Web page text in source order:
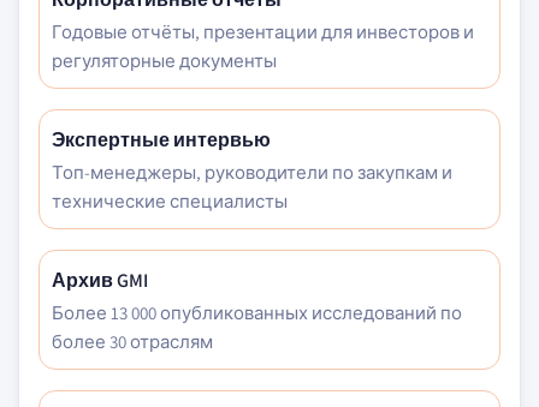
Годовые отчёты, презентации для инвесторов и
регуляторные документы
Экспертные интервью
Топ-менеджеры, руководители по закупкам и
технические специалисты
Архив GMI
Более 13 000 опубликованных исследований по
более 30 отраслям